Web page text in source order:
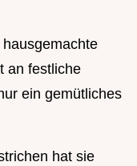
an festliche
ein gemütliches
hat sie